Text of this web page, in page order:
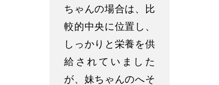
ちゃんの場合は、比
較的中央に位置し、
しっかりと栄養を供
給されていました
が、妹ちゃんのへそ